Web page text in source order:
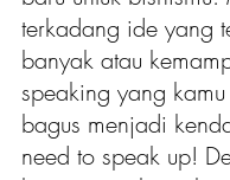
terkadang ide yang
banyak atau
speaking yang
bagus menjadi
need to speak up!